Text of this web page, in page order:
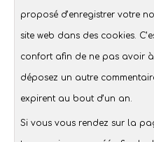
proposé d’enregistrer votre
site web dans des cookies.
confort afin de ne pas avoir
déposez un autre
expirent au bout d’un an.
Si vous vous rendez sur la